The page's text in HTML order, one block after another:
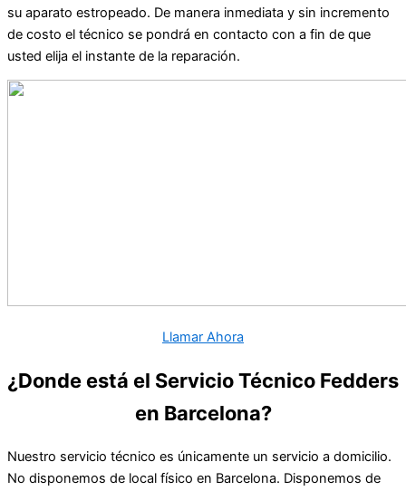
su aparato estropeado. De manera inmediata y sin incremento
de costo el técnico se pondrá en contacto con a fin de que
usted elija el instante de la reparación.
Llamar Ahora
¿Donde está el Servicio Técnico Fedders
en Barcelona?
Nuestro servicio técnico es únicamente un servicio a domicilio.
No disponemos de local físico en Barcelona. Disponemos de